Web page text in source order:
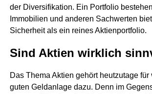
der Diversifikation. Ein Portfolio
Immobilien und anderen Sachwerten
Sicherheit als ein reines Aktienportfolio.
Sind Aktien wirklich
Das Thema Aktien gehört heutzutage
guten Geldanlage dazu. Denn im